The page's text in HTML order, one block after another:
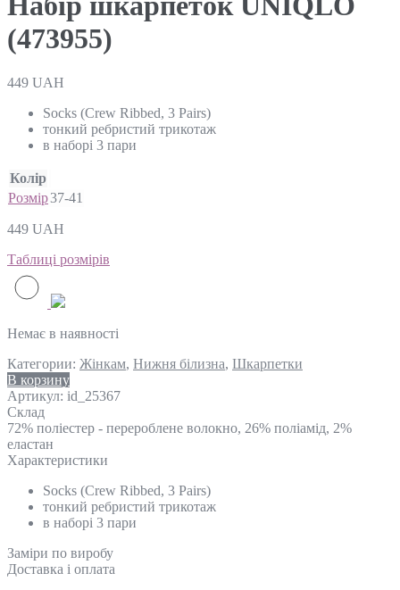
(473955)
449 UAH
Socks (Crew Ribbed, 3 Pairs)
тонкий ребристий трикотаж
в наборі 3 пари
Колір
Розмір37-41
449 UAH
Таблиці розмірів
Немає в наявності
Категории: Жінкам, Нижня білизна, Шкарпетки
В корзину
Артикул: id_25367
Склад
72% поліестер - перероблене волокно, 26% поліамід, 2%
еластан
Характеристики
Socks (Crew Ribbed, 3 Pairs)
тонкий ребристий трикотаж
в наборі 3 пари
Замiри по виробу
Доставка і оплата